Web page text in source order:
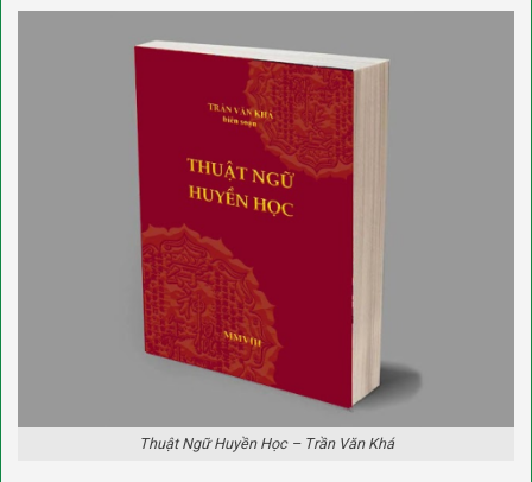
Thuật Ngữ Huyền Học – Trần Văn Khá